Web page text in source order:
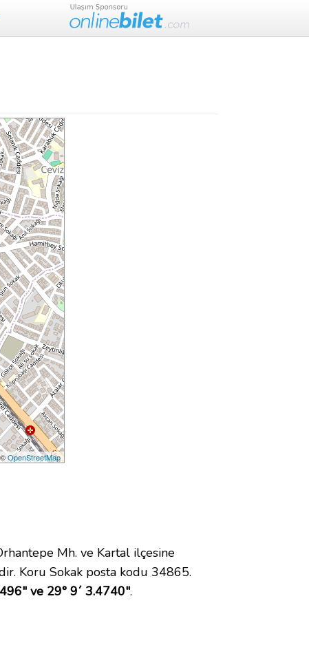
©OpenStreetMap
Mh. ve Kartal ilçesine
Koru Sokak posta kodu 34865.
ve 29° 9´ 3.4740".